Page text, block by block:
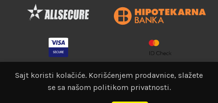
Sajt koristi kolačiće. Korišćenjem prodavnice, slažete
se sa našom politikom privatnosti.
Vibration 21,00 €